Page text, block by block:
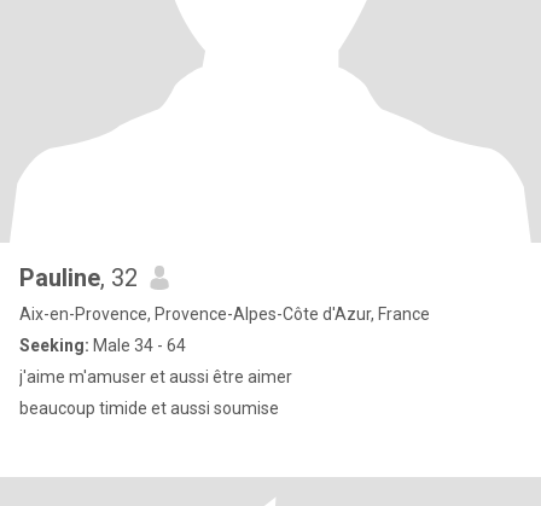
Pauline, 32
Aix-en-Provence, Provence-Alpes-Côte d'Azur, France
Seeking: Male 34 - 64
j'aime m'amuser et aussi être aimer
beaucoup timide et aussi soumise